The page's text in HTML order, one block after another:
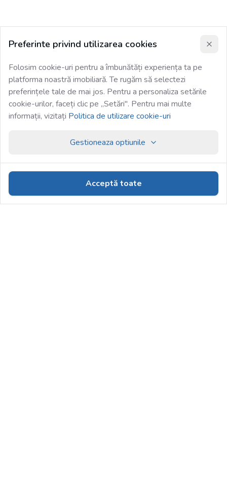
Preferinte privind utilizarea cookies
Folosim cookie-uri pentru a îmbunătăți experiența ta pe
platforma noastră imobiliară. Te rugăm să selectezi
preferințele tale de mai jos. Pentru a personaliza setările
cookie-urilor, faceți clic pe „Setări". Pentru mai multe
informații, vizitați Politica de utilizare cookie-uri
Gestioneaza optiunile
Acceptă toate